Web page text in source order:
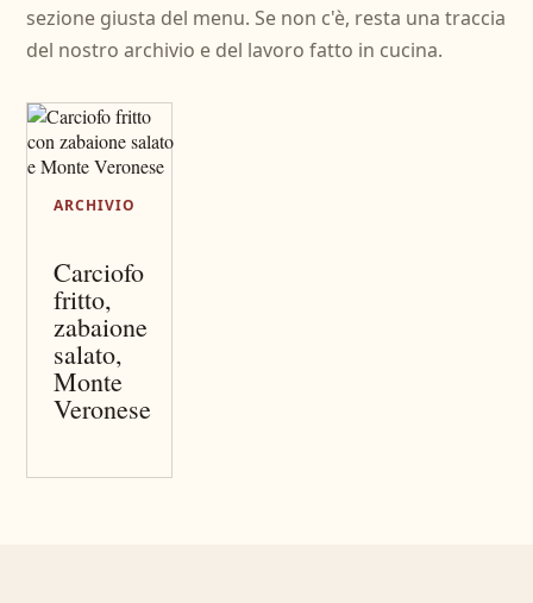
sezione giusta del menu. Se non c'è, resta una traccia
del nostro archivio e del lavoro fatto in cucina.
ARCHIVIO
Carciofo
fritto,
zabaione
salato,
Monte
Veronese